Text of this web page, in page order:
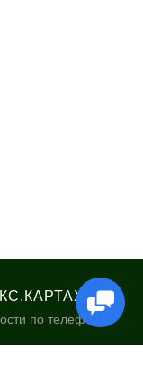
по телефону: